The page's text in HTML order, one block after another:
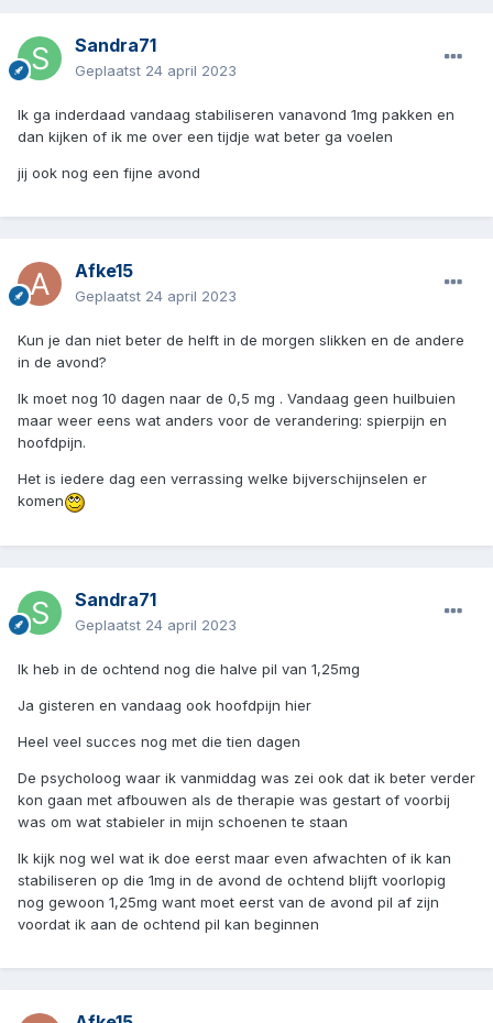
Sandra71
Geplaatst 24 april 2023
Ik ga inderdaad vandaag stabiliseren vanavond 1mg pakken en
dan kijken of ik me over een tijdje wat beter ga voelen
jij ook nog een fijne avond
Afke15
Geplaatst 24 april 2023
Kun je dan niet beter de helft in de morgen slikken en de andere
in de avond?
Ik moet nog 10 dagen naar de 0,5 mg . Vandaag geen huilbuien
maar weer eens wat anders voor de verandering: spierpijn en
hoofdpijn.
Het is iedere dag een verrassing welke bijverschijnselen er
komen
Sandra71
Geplaatst 24 april 2023
Ik heb in de ochtend nog die halve pil van 1,25mg
Ja gisteren en vandaag ook hoofdpijn hier
Heel veel succes nog met die tien dagen
De psycholoog waar ik vanmiddag was zei ook dat ik beter verder
kon gaan met afbouwen als de therapie was gestart of voorbij
was om wat stabieler in mijn schoenen te staan
Ik kijk nog wel wat ik doe eerst maar even afwachten of ik kan
stabiliseren op die 1mg in de avond de ochtend blijft voorlopig
nog gewoon 1,25mg want moet eerst van de avond pil af zijn
voordat ik aan de ochtend pil kan beginnen